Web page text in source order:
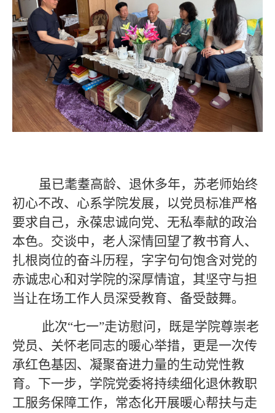
虽已耄耋高龄、退休多年， 苏老师始终
初心不改、心系学院发展，以党员标准严格
要求自己，永葆忠诚向党、无私奉献的政治
本色。交谈中，老人深情回望了教书育人、
扎根岗位的奋斗历程，字字句句饱含对党的
赤诚忠心和对学院的深厚情谊，其坚守与担
当让在场工作人员深受教育、备受鼓舞。
此次“七一”走访慰问，既是学院尊崇老
党员、关怀老同志的暖心举措，更是一次传
承红色基因、凝聚奋进力量的生动党性教
育。下一步，学院党委将持续细化退休教职
工服务保障工作，常态化开展暖心帮扶与走